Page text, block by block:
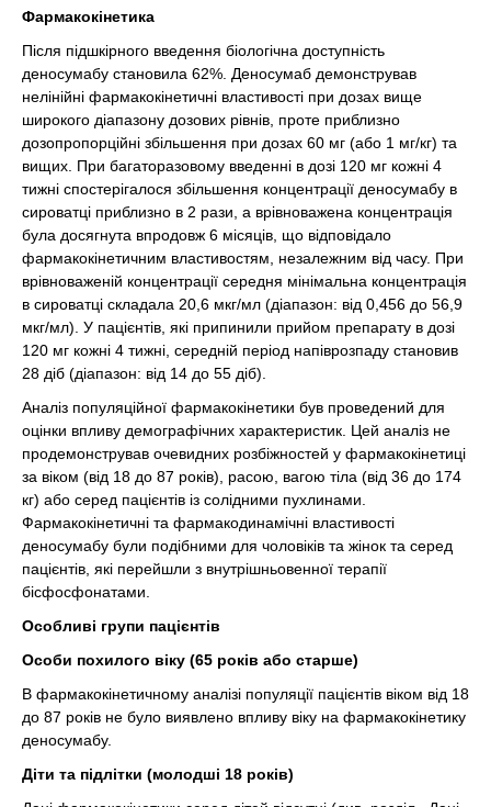
Фармакокінетика
Після підшкірного введення біологічна доступність
деносумабу становила 62%. Деносумаб демонстрував
нелінійні фармакокінетичні властивості при дозах вище
широкого діапазону дозових рівнів, проте приблизно
дозопропорційні збільшення при дозах 60 мг (або 1 мг/кг) та
вищих. При багаторазовому введенні в дозі 120 мг кожні 4
тижні спостерігалося збільшення концентрації деносумабу в
сироватці приблизно в 2 рази, а врівноважена концентрація
була досягнута впродовж 6 місяців, що відповідало
фармакокінетичним властивостям, незалежним від часу. При
врівноваженій концентрації середня мінімальна концентрація
в сироватці складала 20,6 мкг/мл (діапазон: від 0,456 до 56,9
мкг/мл). У пацієнтів, які припинили прийом препарату в дозі
120 мг кожні 4 тижні, середній період напіврозпаду становив
28 діб (діапазон: від 14 до 55 діб).
Аналіз популяційної фармакокінетики був проведений для
оцінки впливу демографічних характеристик. Цей аналіз не
продемонстрував очевидних розбіжностей у фармакокінетиці
за віком (від 18 до 87 років), расою, вагою тіла (від 36 до 174
кг) або серед пацієнтів із солідними пухлинами.
Фармакокінетичні та фармакодинамічні властивості
деносумабу були подібними для чоловіків та жінок та серед
пацієнтів, які перейшли з внутрішньовенної терапії
бісфосфонатами.
Особливі групи пацієнтів
Особи похилого віку (65 років або старше)
В фармакокінетичному аналізі популяції пацієнтів віком від 18
до 87 років не було виявлено впливу віку на фармакокінетику
деносумабу.
Діти та підлітки (молодші 18 років)